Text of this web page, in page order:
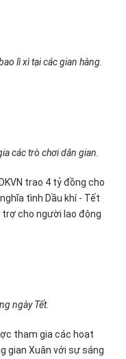
lì xì tại các gian hàng.
các trò chơi dân gian.
trao 4 tỷ đồng cho
tình Dầu khí - Tết
trợ cho người lao động
ngày Tết.
tham gia các hoạt
gian Xuân với sự sáng